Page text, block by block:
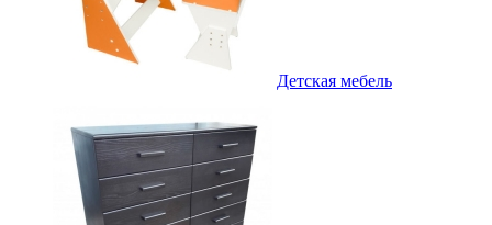
Детская мебель